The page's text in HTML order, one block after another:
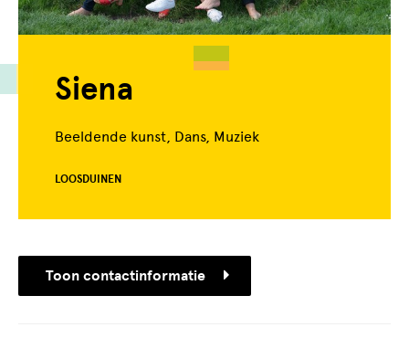
Siena
Beeldende kunst, Dans, Muziek
LOOSDUINEN
Toon contactinformatie